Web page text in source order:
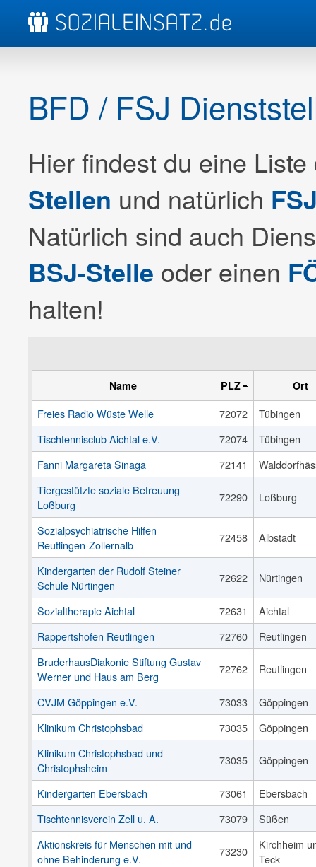
BFD / FSJ
Hier findest du eine
Stellen und natürlich
Natürlich sind auch
BSJ-Stelle oder einen
halten!
Name PLZ Ort
Freies Radio Wüste Welle 72072
Tübingen
Tischtennisclub Aichtal e.V.
72074
Tübingen
Fanni Margareta Sinaga
72141
Tiergestützte soziale Betreuung
Loßburg
72290 Loßburg
Sozialpsychiatrische Hilfen
Reutlingen-Zollernalb
72458 Albstadt
Kindergarten der Rudolf Steiner
Schule Nürtingen
72622 Nürtingen
Sozialtherapie Aichtal 72631
Aichtal
Rappertshofen Reutlingen
72760
Reutlingen
BruderhausDiakonie Stiftung Gustav
Werner und Haus am Berg
72762 Reutlingen
CVJM Göppingen e.V. 73033
Göppingen
Klinikum Christophsbad
73035
Göppingen
Klinikum Christophsbad und
Christophsheim
73035 Göppingen
Kindergarten Ebersbach 73061
Ebersbach
Tischtennisverein Zell u. A.
73079
Süßen
Aktionskreis für Menschen mit und
ohne Behinderung e.V.
73230
Kirchheim
Teck